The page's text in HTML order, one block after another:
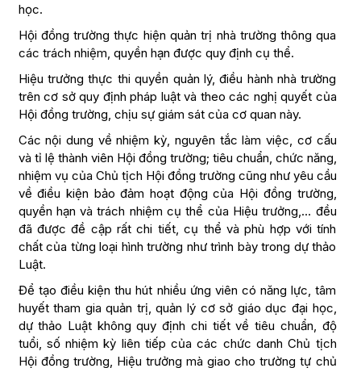
học.
Hội đồng trường thực hiện quản trị nhà trường thông qua
các trách nhiệm, quyền hạn được quy định cụ thể.
Hiệu trưởng thực thi quyền quản lý, điều hành nhà trường
trên cơ sở quy định pháp luật và theo các nghị quyết của
Hội đồng trường, chịu sự giám sát của cơ quan này.
Các nội dung về nhiệm kỳ, nguyên tắc làm việc, cơ cấu
và tỉ lệ thành viên Hội đồng trường; tiêu chuẩn, chức năng,
nhiệm vụ của Chủ tịch Hội đồng trường cũng như yêu cầu
về điều kiện bảo đảm hoạt động của Hội đồng trường,
quyền hạn và trách nhiệm cụ thể của Hiệu trưởng,… đều
đã được đề cập rất chi tiết, cụ thể và phù hợp với tính
chất của từng loại hình trường như trình bày trong dự thảo
Luật.
Để tạo điều kiện thu hút nhiều ứng viên có năng lực, tâm
huyết tham gia quản trị, quản lý cơ sở giáo dục đại học,
dự thảo Luật không quy định chi tiết về tiêu chuẩn, độ
tuổi, số nhiệm kỳ liên tiếp của các chức danh Chủ tịch
Hội đồng trường, Hiệu trưởng mà giao cho trường tự chủ